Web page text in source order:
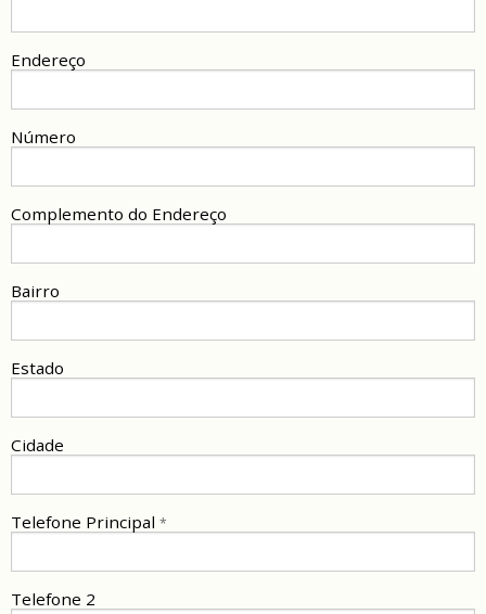
Endereço
Número
Complemento do Endereço
Bairro
Estado
Cidade
Telefone Principal *
Telefone 2